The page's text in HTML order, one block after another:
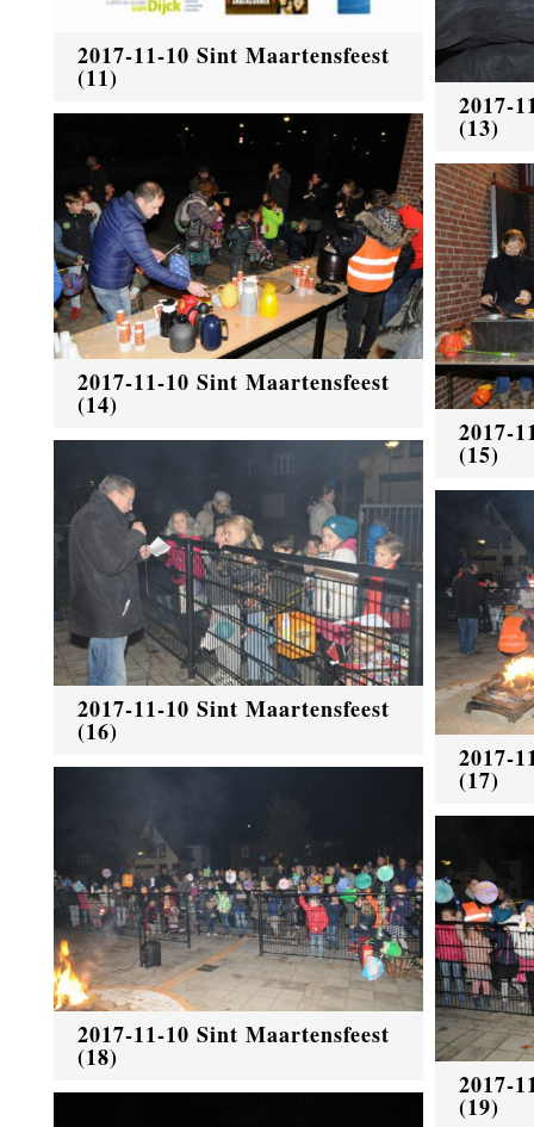
2017-11-10 Sint Maartensfeest
(11)
2017-11-10 Sint Maartensfeest
(14)
2017-11-10 Sint Maartensfeest
(16)
2017-11-10 Sint Maartensfeest
(18)
2017-
(13)
2017-
(15)
2017-
(17)
2017-
(19)